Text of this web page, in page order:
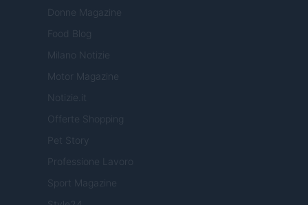
Donne Magazine
Food Blog
Milano Notizie
Motor Magazine
Notizie.it
Offerte Shopping
Pet Story
Professione Lavoro
Sport Magazine